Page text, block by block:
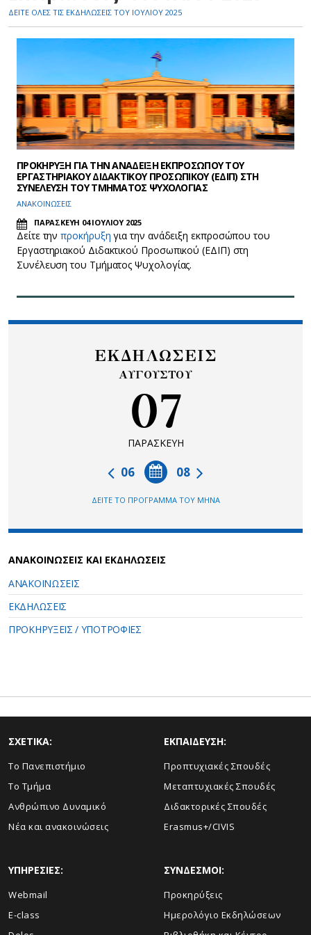
ΔΕΙΤΕ ΟΛΕΣ ΤΙΣ ΕΚΔΗΛΩΣΕΙΣ ΤΟΥ ΙΟΥΛΙΟΥ 2025
ΠΡΟΚΗΡΥΞΗ ΓΙΑ ΤΗΝ ΑΝΑΔΕΙΞΗ ΕΚΠΡΟΣΩΠΟΥ ΤΟΥ
ΕΡΓΑΣΤΗΡΙΑΚΟΥ ΔΙΔΑΚΤΙΚΟΥ ΠΡΟΣΩΠΙΚΟΥ (ΕΔΙΠ) ΣΤΗ
ΣΥΝΕΛΕΥΣΗ ΤΟΥ ΤΜΗΜΑΤΟΣ ΨΥΧΟΛΟΓΙΑΣ
ΑΝΑΚΟΙΝΩΣΕΙΣ
ΠΑΡΑΣΚΕΥΗ 04 ΙΟΥΛΙΟΥ 2025
Δείτε τηνπροκήρυξη για την ανάδειξη εκπροσώπου του
Εργαστηριακού Διδακτικού Προσωπικού (ΕΔΙΠ) στη
Συνέλευση του Τμήματος Ψυχολογίας.
ΕΚΔΗΛΩΣΕΙΣ
ΑΥΓΟΥΣΤΟΥ
07
ΠΑΡΑΣΚΕΥΗ
08
06
ΔΕΙΤΕ ΤΟ ΠΡΟΓΡΑΜΜΑ ΤΟΥ ΜΗΝΑ
ΑΝΑΚΟΙΝΩΣΕΙΣ ΚΑΙ ΕΚΔΗΛΩΣΕΙΣ
ΑΝΑΚΟΙΝΩΣΕΙΣ
ΕΚΔΗΛΩΣΕΙΣ
ΠΡΟΚΗΡΥΞΕΙΣ / ΥΠΟΤΡΟΦΙΕΣ
ΣΧΕΤΙΚΑ:
Το Πανεπιστήμιο
Το Τμήμα
Ανθρώπινο Δυναμικό
Νέα και ανακοινώσεις
ΕΚΠΑΙΔΕΥΣΗ:
Προπτυχιακές Σπουδές
Μεταπτυχιακές Σπουδές
Διδακτορικές Σπουδές
Erasmus+/CIVIS
ΥΠΗΡΕΣΙΕΣ:
Webmail
E-class
ΣΥΝΔΕΣΜΟΙ:
Προκηρύξεις
Ημερολόγιο Εκδηλώσεων